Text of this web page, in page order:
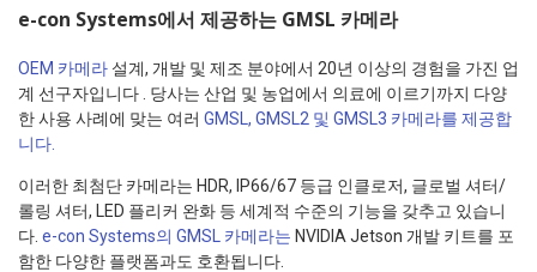
e-con Systems에서 제공하는 GMSL 카메라
OEM 카메라 설계, 개발 및 제조 분야에서 20년 이상의 경험을 가진 업
계 선구자입니다 . 당사는 산업 및 농업에서 의료에 이르기까지 다양
한 사용 사례에 맞는 여러 GMSL, GMSL2 및 GMSL3 카메라를 제공합
니다.
이러한 최첨단 카메라는 HDR, IP66/67 등급 인클로저, 글로벌 셔터/
롤링 셔터, LED 플리커 완화 등 세계적 수준의 기능을 갖추고 있습니
다. e-con Systems의 GMSL 카메라는 NVIDIA Jetson 개발 키트를 포
함한 다양한 플랫폼과도 호환됩니다.